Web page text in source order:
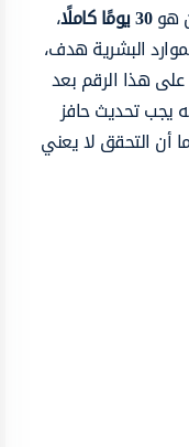
هو30 يومًا كاملًا
،
البشرية هدف،
هذا الرقم بعد
يجب تحديث حافز
أن التحقق لا يعني